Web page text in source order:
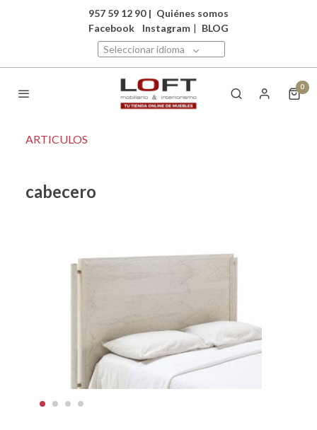
957 59 12 90 | Quiénes somos
Facebook
Instagram | BLOG
Seleccionar idioma
0
ARTICULOS
cabecero